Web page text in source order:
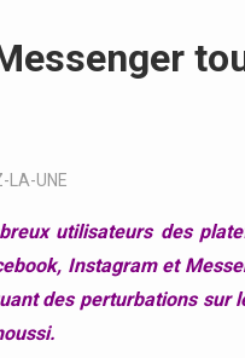
LA-UNE
utilisateurs des
Instagram et
des perturbations sur